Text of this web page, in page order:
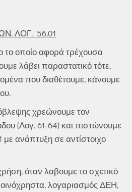
ΛΟΓ. 56.01
το οποίο αφορά τρέχουσα
λάβει παραστατικό τότε,
που διαθέτουμε, κάνουμε
χρεώνουμε τον
(Λογ. 61-64) και πιστώνουμε
ανάπτυξη σε αντίστοιχο
όταν λαβουμε το σχετικό
λογαριασμός ΔΕΗ,